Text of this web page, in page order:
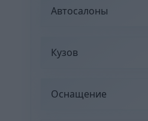
Автосалоны
Кузов
Оснащение